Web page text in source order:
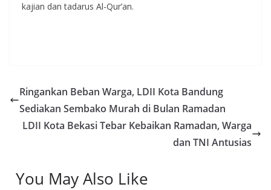
kajian dan tadarus Al-Qur’an.
Ringankan Beban Warga, LDII Kota Bandung
Sediakan Sembako Murah di Bulan Ramadan
LDII Kota Bekasi Tebar Kebaikan Ramadan, Warga
dan TNI Antusias
You May Also Like